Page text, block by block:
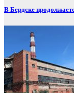
В Бердске